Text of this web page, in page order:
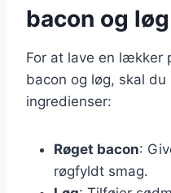
bacon og løg
For at lave en lækker
bacon og løg, skal
ingredienser:
Røget bacon:
røgfyldt smag.